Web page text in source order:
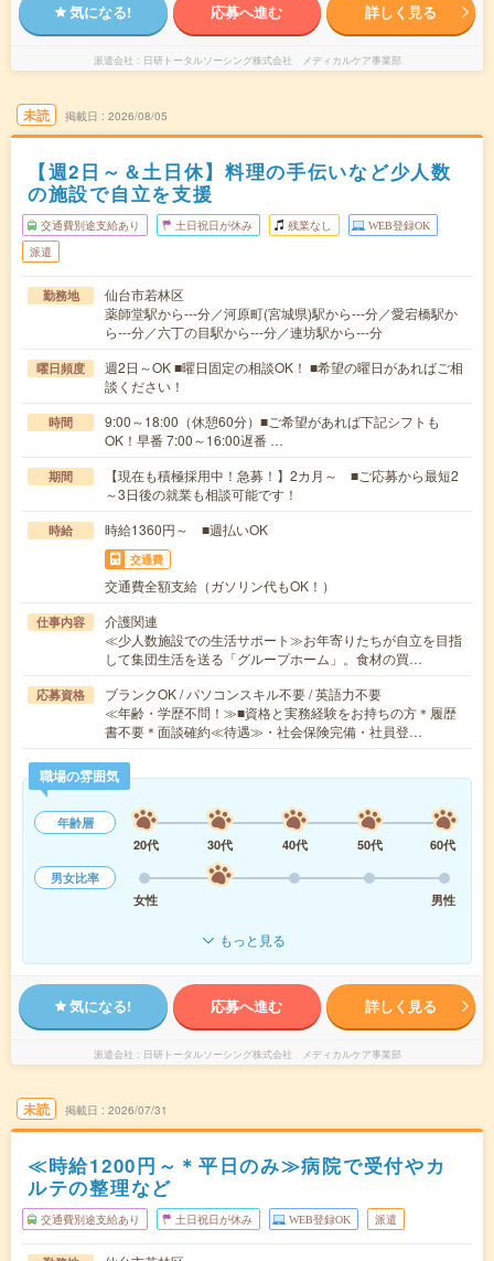
気になる! 応募へ進む 詳しく見る
派遣会社 日研トータルソーシング株式会社 メディカルケア事業部
未読 掲載日 2026/08/05
【週2日～＆土日休】料理の手伝いなど少人数
の施設で自立を支援
交通費別途支給あり 土日祝日が休み 残業なし WEB登録OK
派遣
勤務地
仙台市若林区
薬師堂駅から---分／河原町(宮城県)駅から---分／愛宕橋駅か
ら---分／六丁の目駅から---分／連坊駅から---分
曜日頻度
週2日～OK ■曜日固定の相談OK！ ■希望の曜日があればご相
談ください！
時間
9:00～18:00（休憩60分）■ご希望があれば下記シフトも
OK！早番 7:00～16:00遅番 …
期間
【現在も積極採用中！急募！】2カ月～ ■ご応募から最短2
～3日後の就業も相談可能です！
時給 時給1360円～ ■週払いOK
交通費
交通費全額支給（ガソリン代もOK！）
仕事内容
介護関連
≪少人数施設での生活サポート≫お年寄りたちが自立を目指
して集団生活を送る「グループホーム」。食材の買…
応募資格
ブランクOK / パソコンスキル不要 / 英語力不要
≪年齢・学歴不問！≫■資格と実務経験をお持ちの方＊履歴
書不要＊面談確約≪待遇≫・社会保険完備・社員登…
職場の雰囲気
年齢層
20代
30代 40代 50代
60代
男女比率
女性
男性
もっと見る
気になる! 応募へ進む 詳しく見る
派遣会社 日研トータルソーシング株式会社 メディカルケア事業部
未読 掲載日 2026/07/31
≪時給1200円～＊平日のみ≫病院で受付やカ
ルテの整理など
交通費別途支給あり 土日祝日が休み WEB登録OK 派遣